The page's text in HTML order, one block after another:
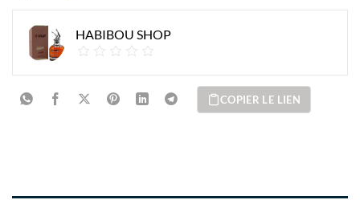
HABIBOU SHOP
COPIER LE LIEN